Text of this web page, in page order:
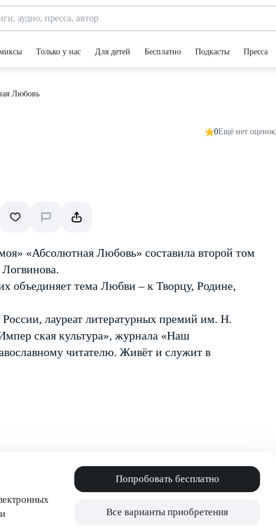
Только у нас Для детей Бесплатно Подкасты Пресса
Любовь
0Ещё нет оценок
«Абсолютная Любовь» составила второй том
объединяет тема Любви – к Творцу, Родине,
лауреат литературных премий им. Н.
ская культура», журнала «Наш
читателю. Живёт и служит в
Попробовать бесплатно
Все варианты приобретения